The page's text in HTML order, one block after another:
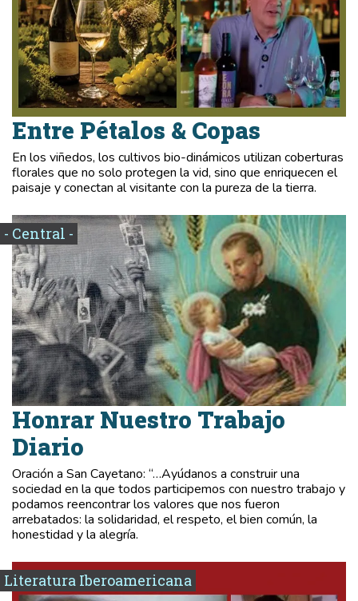
Entre Pétalos & Copas
En los viñedos, los cultivos bio-dinámicos utilizan coberturas
florales que no solo protegen la vid, sino que enriquecen el
paisaje y conectan al visitante con la pureza de la tierra.
- Central -
Honrar Nuestro Trabajo
Diario
Oración a San Cayetano: “…Ayúdanos a construir una
sociedad en la que todos participemos con nuestro trabajo y
podamos reencontrar los valores que nos fueron
arrebatados: la solidaridad, el respeto, el bien común, la
honestidad y la alegría.
Literatura Iberoamericana